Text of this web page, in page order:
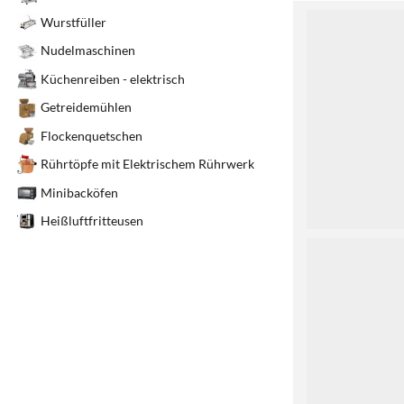
Wurstfüller
Nudelmaschinen
Küchenreiben - elektrisch
Getreidemühlen
Flockenquetschen
Rührtöpfe mit Elektrischem Rührwerk
Minibacköfen
Heißluftfritteusen